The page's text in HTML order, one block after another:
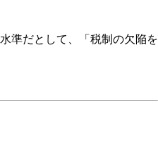
準だとして、「税制の欠陥を